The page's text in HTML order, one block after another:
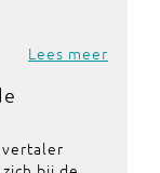
Lees meer